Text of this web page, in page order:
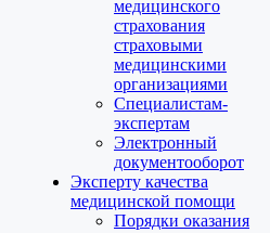
медицинского
страхования
страховыми
медицинскими
организациями
Специалистам-
экспертам
Электронный
документооборот
Эксперту качества
медицинской помощи
Порядки оказания